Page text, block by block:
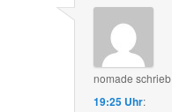
nomade schrieb
19:25 Uhr: